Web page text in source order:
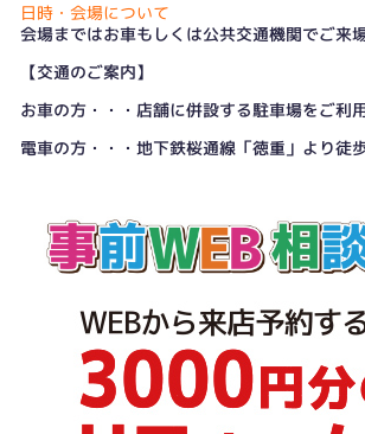
日時・会場について
会場まではお車もしくは公共交通機関でご来
【交通のご案内】
お車の方・・・店舗に併設する駐車場をご利
電車の方・・・地下鉄桜通線「徳重」より徒